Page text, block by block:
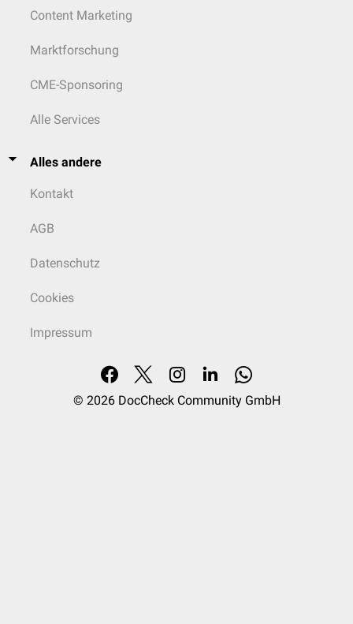
Content Marketing
Marktforschung
CME-Sponsoring
Alle Services
Alles andere
Kontakt
AGB
Datenschutz
Cookies
Impressum
© 2026 DocCheck Community GmbH